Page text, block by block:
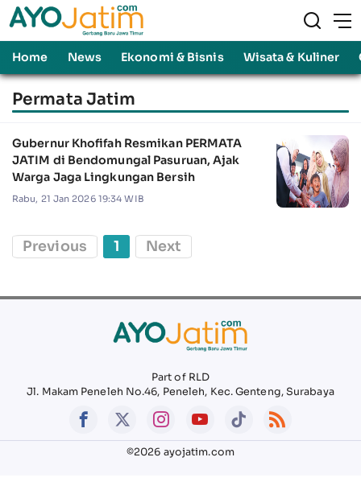
Home News Ekonomi & Bisnis Wisata & Kuliner
Permata Jatim
Gubernur Khofifah Resmikan PERMATA
JATIM di Bendomungal Pasuruan, Ajak
Warga Jaga Lingkungan Bersih
Rabu, 21 Jan 2026 19:34 WIB
Previous 1 Next
Part of RLD
Jl. Makam Peneleh No.46, Peneleh, Kec. Genteng, Surabaya
©2026 ayojatim.com